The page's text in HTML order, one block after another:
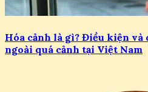
Hóa cảnh là gì? Điều kiện
ngoài quá cảnh tại Việt Nam